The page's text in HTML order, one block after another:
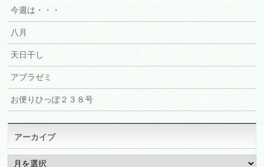
今週は・・・
八月
天日干し
アブラゼミ
お便りひっぽ２３８号
アーカイブ
ア
ー